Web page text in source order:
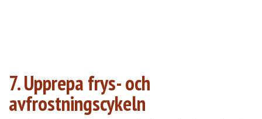
7. Upprepa frys- och
avfrostningscykeln